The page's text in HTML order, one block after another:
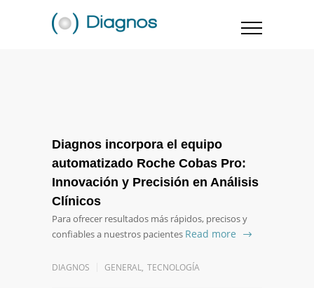
Diagnos incorpora el equipo
automatizado Roche Cobas Pro:
Innovación y Precisión en Análisis
Clínicos
Para ofrecer resultados más rápidos, precisos y
confiables a nuestros pacientes Read more
DIAGNOS GENERAL, TECNOLOGÍA